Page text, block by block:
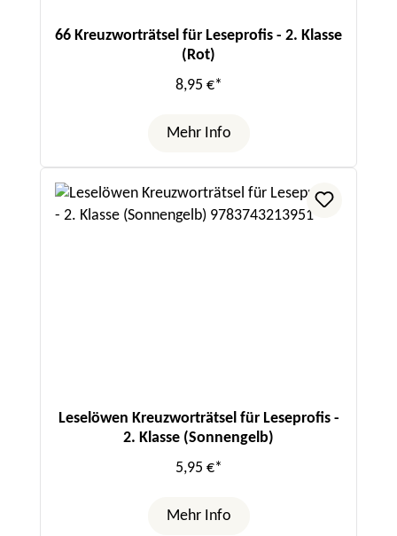
66 Kreuzworträtsel für Leseprofis - 2. Klasse
(Rot)
8,95 €*
Mehr Info
Leselöwen Kreuzworträtsel für Leseprofis -
2. Klasse (Sonnengelb)
5,95 €*
Mehr Info